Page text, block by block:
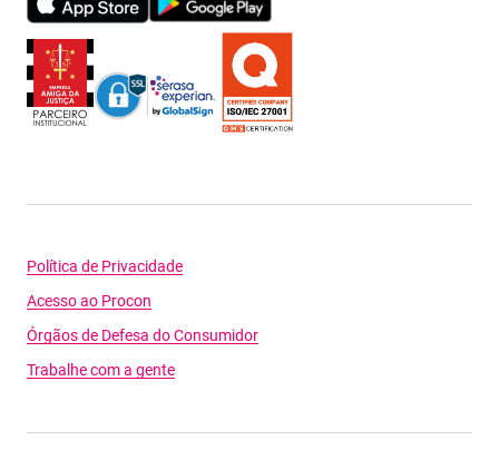
Política de Privacidade
Acesso ao Procon
Órgãos de Defesa do Consumidor
Trabalhe com a gente